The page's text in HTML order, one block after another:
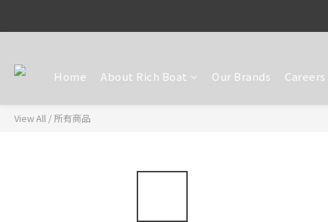
Home About Rich Boat Our Brands Careers
View All / 所有商品